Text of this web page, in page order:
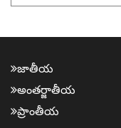
జాతీయ
అంత‌ర్జాతీయ
ప్రాంతీయ‌